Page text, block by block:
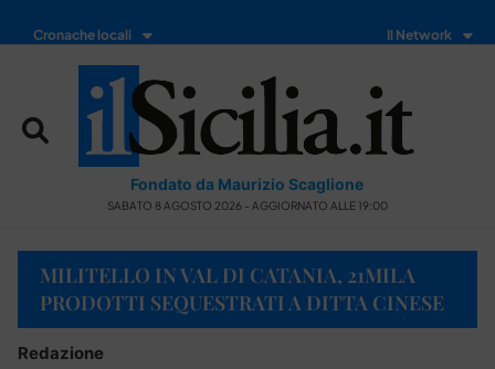
Cronache locali Il Network
Fondato da Maurizio Scaglione
SABATO 8 AGOSTO 2026 - AGGIORNATO ALLE 19:00
MILITELLO IN VAL DI CATANIA, 21MILA
PRODOTTI SEQUESTRATI A DITTA CINESE
Redazione